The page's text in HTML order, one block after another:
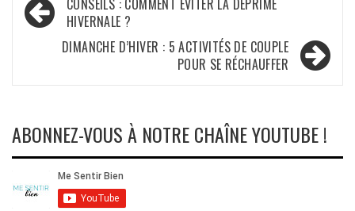
de
l’article
CONSEILS : COMMENT ÉVITER LA DÉPRIME
HIVERNALE ?
DIMANCHE D’HIVER : 5 ACTIVITÉS DE COUPLE
POUR SE RÉCHAUFFER
ABONNEZ-VOUS À NOTRE CHAÎNE YOUTUBE !